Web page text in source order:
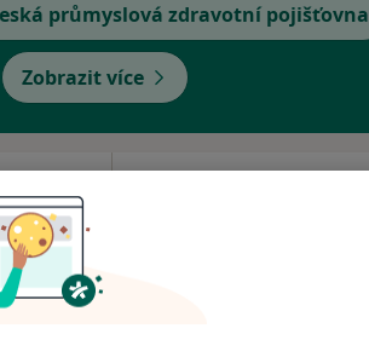
průmyslová zdravotní pojišťovna
Zobrazit více